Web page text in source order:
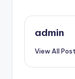
admin
View All